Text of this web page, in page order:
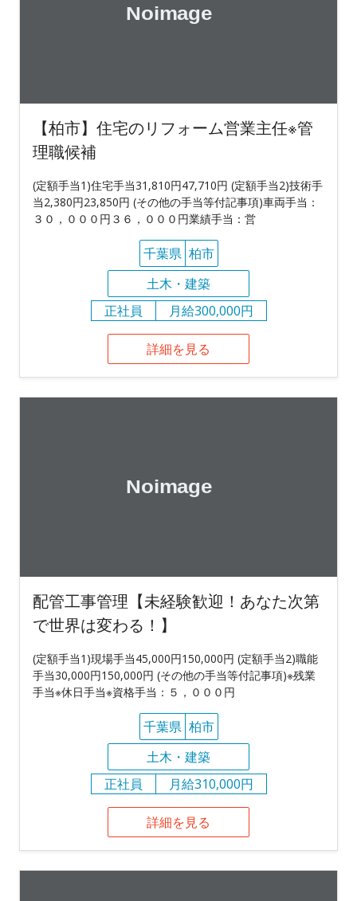
【柏市】住宅のリフォーム営業主任※管
理職候補
(定額手当1)住宅手当31,810円47,710円 (定額手当2)技術手
当2,380円23,850円 (その他の手当等付記事項)車両手当：
３０，０００円３６，０００円業績手当：営
千葉県 柏市
土木・建築
正社員
月給300,000円
詳細を見る
配管工事管理【未経験歓迎！あなた次第
で世界は変わる！】
(定額手当1)現場手当45,000円150,000円 (定額手当2)職能
手当30,000円150,000円 (その他の手当等付記事項)※残業
手当※休日手当※資格手当：５，０００円
千葉県 柏市
土木・建築
正社員
月給310,000円
詳細を見る